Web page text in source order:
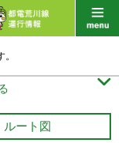

ルート図